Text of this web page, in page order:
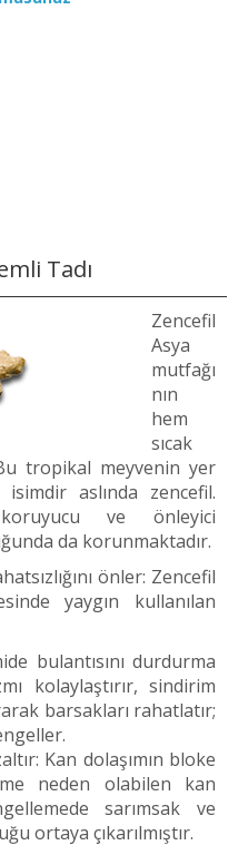
Tadı
Zencefil
Asya
mutfağı
nın
hem
sıcak
tropikal meyvenin yer
aslında zencefil.
koruyucu ve önleyici
da korunmaktadır.
önler: Zencefil
yaygın kullanılan
bulantısını durdurma
kolaylaştırır, sindirim
barsakları rahatlatır;
Kan dolaşımın bloke
neden olabilen kan
sarımsak ve
ortaya çıkarılmıştır.